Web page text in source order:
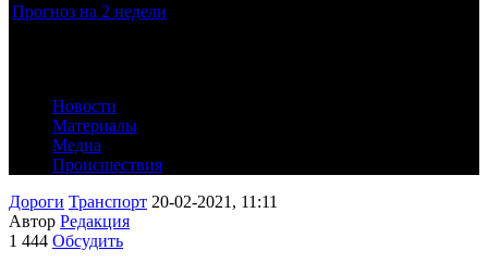
Прогноз на 2 недели
Новости
Материалы
Медиа
Происшествия
Дороги Транспорт 20-02-2021, 11:11
Автор Редакция
1 444 Обсудить